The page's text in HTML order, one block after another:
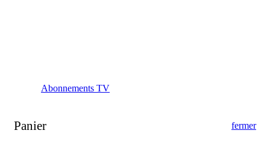
Abonnements TV
Panier fermer